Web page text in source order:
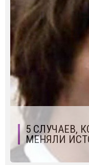
5 СЛУЧАЕВ,
МЕНЯЛИ